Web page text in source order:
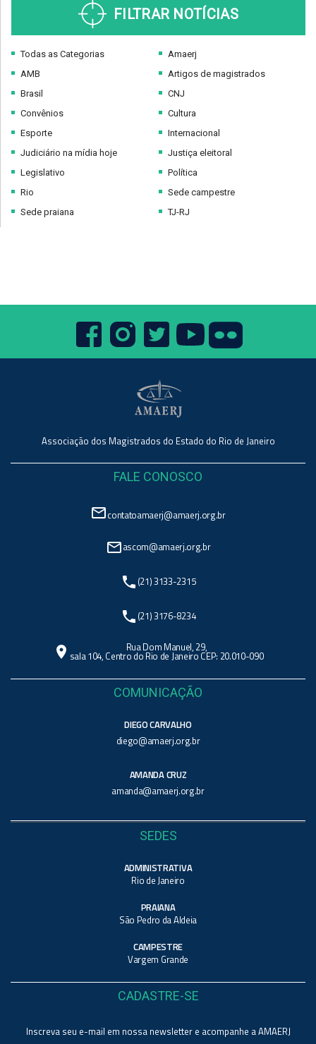
FILTRAR NOTÍCIAS
Todas as Categorias
AMB
Brasil
Convênios
Esporte
Judiciário na mídia hoje
Legislativo
Rio
Sede praiana
Amaerj
Artigos de magistrados
CNJ
Cultura
Internacional
Justiça eleitoral
Política
Sede campestre
TJ-RJ
Associação dos Magistrados do Estado do Rio de Janeiro
FALE CONOSCO
mail_outlinecontatoamaerj@amaerj.org.br
mail_outlineascom@amaerj.org.br
phone (21) 3133-2315
phone (21) 3176-8234
location_on Rua Dom Manuel, 29,
sala 104, Centro do Rio de Janeiro CEP: 20.010-090
COMUNICAÇÃO
DIEGO CARVALHO
diego@amaerj.org.br
AMANDA CRUZ
amanda@amaerj.org.br
SEDES
ADMINISTRATIVA
Rio de Janeiro
PRAIANA
São Pedro da Aldeia
CAMPESTRE
Vargem Grande
CADASTRE-SE
Inscreva seu e-mail em nossa newsletter e acompanhe a AMAERJ